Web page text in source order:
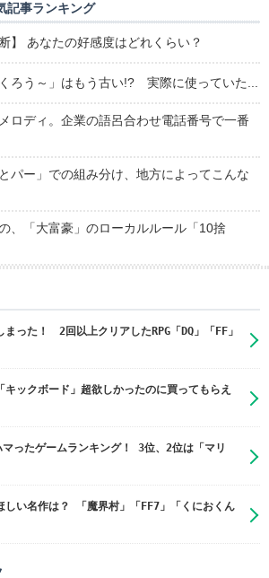
記事ランキング
】 あなたの好感度はどれくらい？
くろう～」はもう古い!? 実際に使っていた...
ロディ。企業の語呂合わせ電話番号で一番
パー」での組み分け、地方によってこんな
、「大富豪」のローカルルール「10捨
った！ 2回以上クリアしたRPG「DQ」「FF」
キックボード」超欲しかったのに買ってもらえ
ったゲームランキング！ 3位、2位は「マリ
しい名作は？ 「魔界村」「FF7」「くにおくん